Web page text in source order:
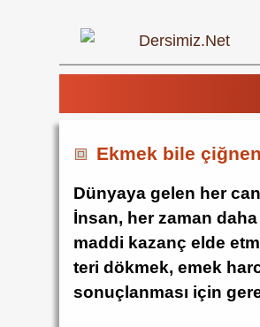
Ekmek bile
Dünyaya gelen her
İnsan, her zaman
maddi kazanç elde
teri dökmek, emek
sonuçlanması için